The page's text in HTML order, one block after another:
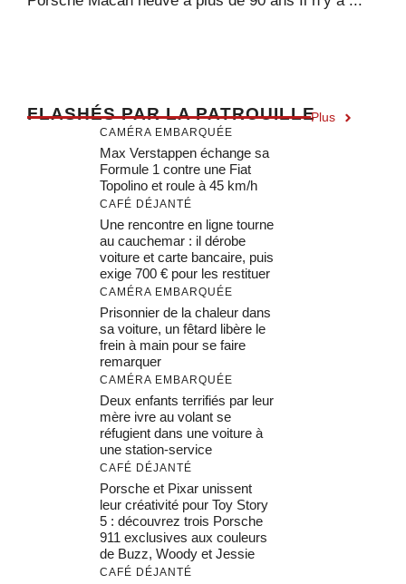
FLASHÉS PAR LA PATROUILLEPlus
CAMÉRA EMBARQUÉE
Max Verstappen échange sa
Formule 1 contre une Fiat
Topolino et roule à 45 km/h
CAFÉ DÉJANTÉ
Une rencontre en ligne tourne
au cauchemar : il dérobe
voiture et carte bancaire, puis
exige 700 € pour les restituer
CAMÉRA EMBARQUÉE
Prisonnier de la chaleur dans
sa voiture, un fêtard libère le
frein à main pour se faire
remarquer
CAMÉRA EMBARQUÉE
Deux enfants terrifiés par leur
mère ivre au volant se
réfugient dans une voiture à
une station-service
CAFÉ DÉJANTÉ
Porsche et Pixar unissent
leur créativité pour Toy Story
5 : découvrez trois Porsche
911 exclusives aux couleurs
de Buzz, Woody et Jessie
CAFÉ DÉJANTÉ